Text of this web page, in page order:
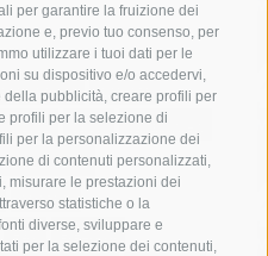
per garantire la fruizione dei
e, previo tuo consenso, per
utilizzare i tuoi dati per le
su dispositivo e/o accedervi,
pubblicità, creare profili per
profili per la selezione di
per la personalizzazione dei
di contenuti personalizzati,
misurare le prestazioni dei
statistiche o la
diverse, sviluppare e
per la selezione dei contenuti,
arresto
porto capri
carabinieri
contagi
eav
elezioni